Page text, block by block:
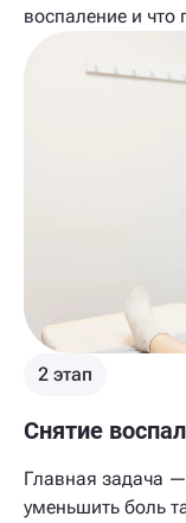
воспаление и что
2 этап
Снятие
Главная задача
уменьшить боль